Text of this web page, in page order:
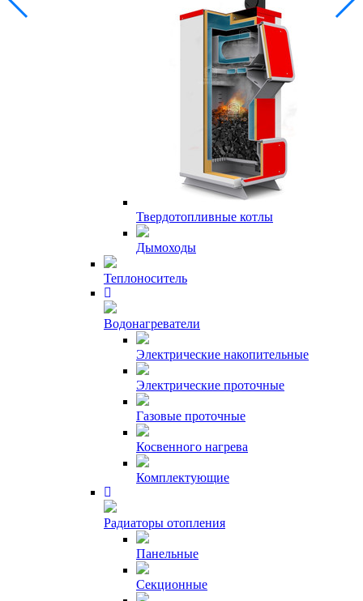
Твердотопливные котлы
Дымоходы
Теплоноситель
Водонагреватели
Электрические накопительные
Электрические проточные
Газовые проточные
Косвенного нагрева
Комплектующие
Радиаторы отопления
Панельные
Секционные